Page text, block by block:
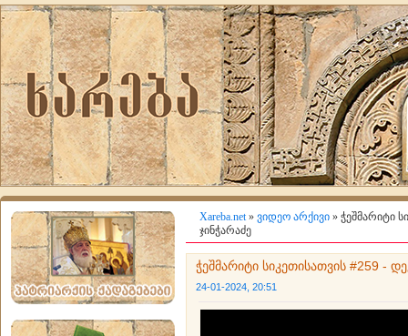
Xareba.net» ვიდეო არქივი » ჭეშმარიტი
ჯინჭარაძე
ჭეშმარიტი სიკეთისათვის #259 -
24-01-2024, 20:51